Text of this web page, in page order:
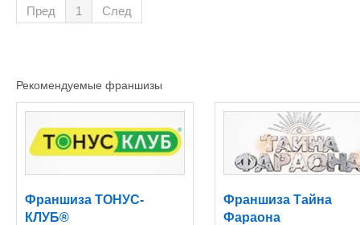
Пред
1 След
Рекомендуемые франшизы
Франшиза ТОНУС-
КЛУБ®
Франшиза Тайна
Фараона